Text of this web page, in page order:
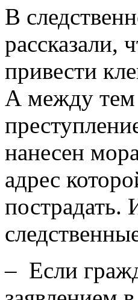
В
рассказали,
привести
А между тем
нанесен
адрес
– Если